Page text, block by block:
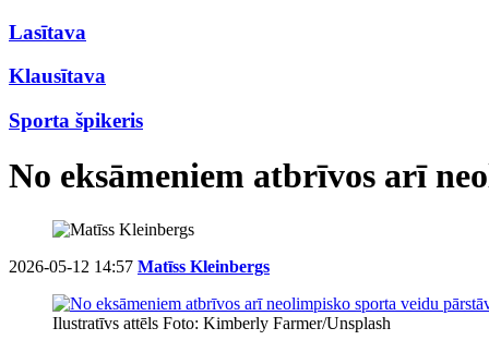
Lasītava
Klausītava
Sporta špikeris
No eksāmeniem atbrīvos arī
2026-05-12 14:57 Matīss Kleinbergs
Ilustratīvs attēls Foto: Kimberly Farmer/Unsplash